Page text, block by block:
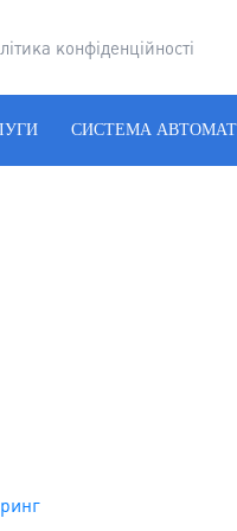
конфіденційності
СИСТЕМА